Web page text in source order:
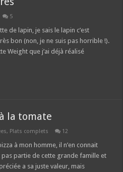
5
de lapin, je sais le lapin c’est
bon (non, je ne suis pas horrible !).
Weight que j’ai déjà réalisé
la tomate
, Plats complets 12
à mon homme, il n’en connait
pas partie de cette grande famille et
a sa juste valeur, mais